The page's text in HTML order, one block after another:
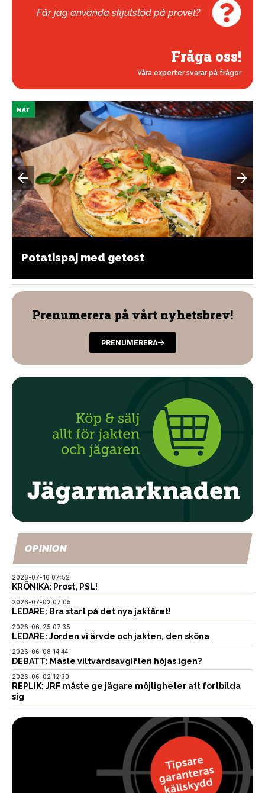
Får jag använda skjutstöd på provet?
Fråga oss!
Våra experter svarar på frågor
MAT
Potatispaj med getost
Prenumerera på vårt nyhetsbrev!
PRENUMERERA
OPINION
2026-07-16 07:52
KRÖNIKA: Prost, PSL!
2026-07-02 07:05
LEDARE: Bra start på det nya jaktåret!
2026-06-25 07:35
LEDARE: Jorden vi ärvde och jakten, den sköna
2026-06-08 14:44
DEBATT: Måste viltvårdsavgiften höjas igen?
2026-06-02 12:30
REPLIK: JRF måste ge jägare möjligheter att fortbilda
sig